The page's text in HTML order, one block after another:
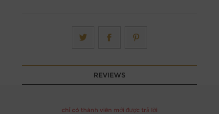
REVIEWS
chỉ có thành viên mới được trả lời